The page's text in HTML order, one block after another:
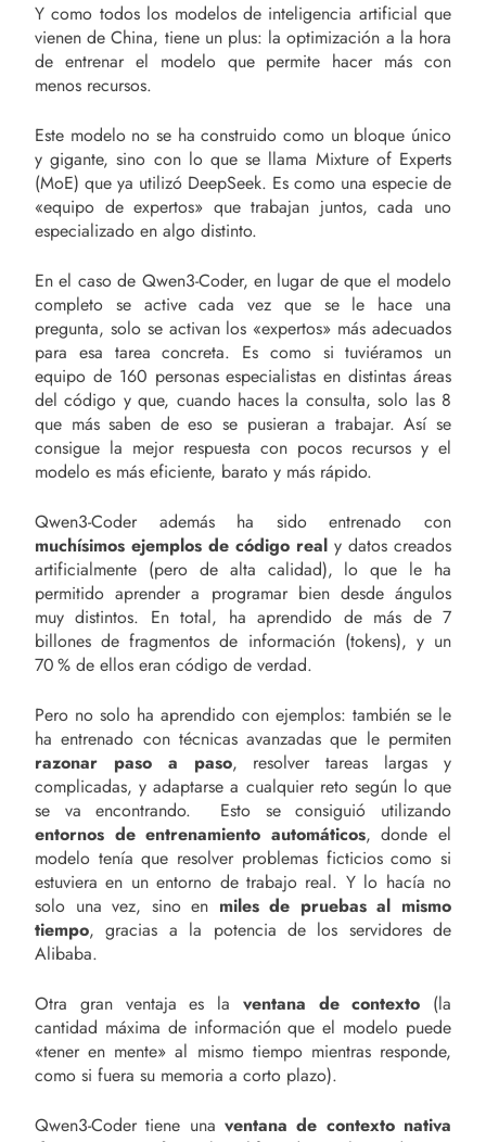
Y como todos los modelos de inteligencia artificial que
vienen de China, tiene un plus: la optimización a la hora
de entrenar el modelo que permite hacer más con
menos recursos.
Este modelo no se ha construido como un bloque único
y gigante, sino con lo que se llama Mixture of Experts
(MoE) que ya utilizó DeepSeek. Es como una especie de
«equipo de expertos» que trabajan juntos, cada uno
especializado en algo distinto.
En el caso de Qwen3-Coder, en lugar de que el modelo
completo se active cada vez que se le hace una
pregunta, solo se activan los «expertos» más adecuados
para esa tarea concreta. Es como si tuviéramos un
equipo de 160 personas especialistas en distintas áreas
del código y que, cuando haces la consulta, solo las 8
que más saben de eso se pusieran a trabajar. Así se
consigue la mejor respuesta con pocos recursos y el
modelo es más eficiente, barato y más rápido.
Qwen3-Coder además ha sido entrenado con
muchísimos ejemplos de código real y datos creados
artificialmente (pero de alta calidad), lo que le ha
permitido aprender a programar bien desde ángulos
muy distintos. En total, ha aprendido de más de 7
billones de fragmentos de información (tokens), y un
70 % de ellos eran código de verdad.
Pero no solo ha aprendido con ejemplos: también se le
ha entrenado con técnicas avanzadas que le permiten
razonar paso a paso, resolver tareas largas y
complicadas, y adaptarse a cualquier reto según lo que
se va encontrando. Esto se consiguió utilizando
entornos de entrenamiento automáticos, donde el
modelo tenía que resolver problemas ficticios como si
estuviera en un entorno de trabajo real. Y lo hacía no
solo una vez, sino en miles de pruebas al mismo
tiempo, gracias a la potencia de los servidores de
Alibaba.
Otra gran ventaja es la ventana de contexto (la
cantidad máxima de información que el modelo puede
«tener en mente» al mismo tiempo mientras responde,
como si fuera su memoria a corto plazo).
Qwen3-Coder tiene una ventana de contexto nativa